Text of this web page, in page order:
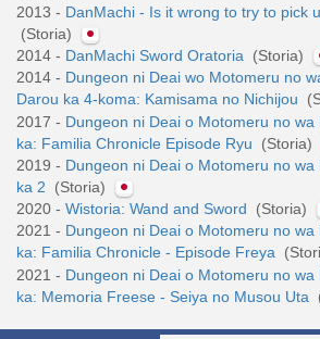
2013 - DanMachi - Is it wrong to try to pick
(Storia)
2014 - DanMachi Sword Oratoria
(Storia)
2014 - Dungeon ni Deai wo Motomeru no
Darou ka 4-koma: Kamisama no Nichijou
2017 - Dungeon ni Deai o Motomeru no
ka: Familia Chronicle Episode Ryu
(Storia)
2019 - Dungeon ni Deai o Motomeru no
ka 2
(Storia)
2020 - Wistoria: Wand and Sword
(Storia)
2021 - Dungeon ni Deai o Motomeru no
ka: Familia Chronicle - Episode Freya
2021 - Dungeon ni Deai o Motomeru no
ka: Memoria Freese - Seiya no Musou Uta